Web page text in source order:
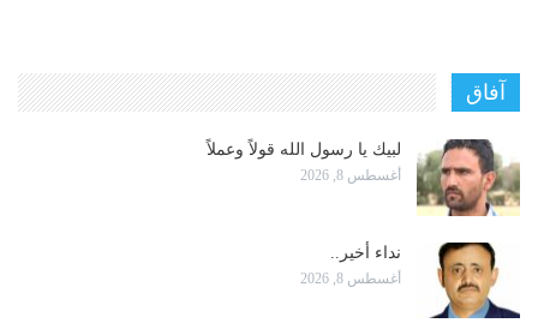
آفاق
لبيك يا رسول الله قولاً وعملاً
أغسطس 8, 2026
نداء أخير..
أغسطس 8, 2026